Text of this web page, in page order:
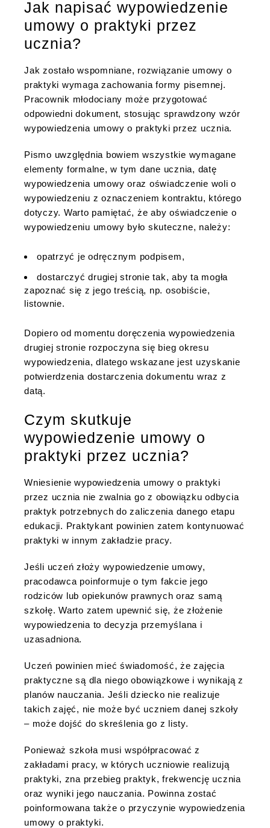
Jak napisać wypowiedzenie
umowy o praktyki przez
ucznia?
Jak zostało wspomniane, rozwiązanie umowy o
praktyki wymaga zachowania formy pisemnej.
Pracownik młodociany może przygotować
odpowiedni dokument, stosując sprawdzony wzór
wypowiedzenia umowy o praktyki przez ucznia.
Pismo uwzględnia bowiem wszystkie wymagane
elementy formalne, w tym dane ucznia, datę
wypowiedzenia umowy oraz oświadczenie woli o
wypowiedzeniu z oznaczeniem kontraktu, którego
dotyczy. Warto pamiętać, że aby oświadczenie o
wypowiedzeniu umowy było skuteczne, należy:
opatrzyć je odręcznym podpisem,
dostarczyć drugiej stronie tak, aby ta mogła
zapoznać się z jego treścią, np. osobiście,
listownie.
Dopiero od momentu doręczenia wypowiedzenia
drugiej stronie rozpoczyna się bieg okresu
wypowiedzenia, dlatego wskazane jest uzyskanie
potwierdzenia dostarczenia dokumentu wraz z
datą.
Czym skutkuje
wypowiedzenie umowy o
praktyki przez ucznia?
Wniesienie wypowiedzenia umowy o praktyki
przez ucznia nie zwalnia go z obowiązku odbycia
praktyk potrzebnych do zaliczenia danego etapu
edukacji. Praktykant powinien zatem kontynuować
praktyki w innym zakładzie pracy.
Jeśli uczeń złoży wypowiedzenie umowy,
pracodawca poinformuje o tym fakcie jego
rodziców lub opiekunów prawnych oraz samą
szkołę. Warto zatem upewnić się, że złożenie
wypowiedzenia to decyzja przemyślana i
uzasadniona.
Uczeń powinien mieć świadomość, że zajęcia
praktyczne są dla niego obowiązkowe i wynikają z
planów nauczania. Jeśli dziecko nie realizuje
takich zajęć, nie może być uczniem danej szkoły
– może dojść do skreślenia go z listy.
Ponieważ szkoła musi współpracować z
zakładami pracy, w których uczniowie realizują
praktyki, zna przebieg praktyk, frekwencję ucznia
oraz wyniki jego nauczania. Powinna zostać
poinformowana także o przyczynie wypowiedzenia
umowy o praktyki.